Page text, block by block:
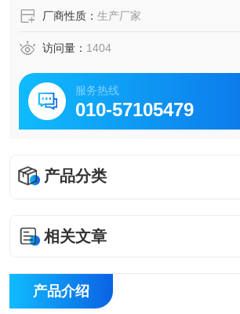
厂商性质： 生产厂家
访问量： 1404
服务热线
010-57105479
产品分类
相关文章
产品介绍